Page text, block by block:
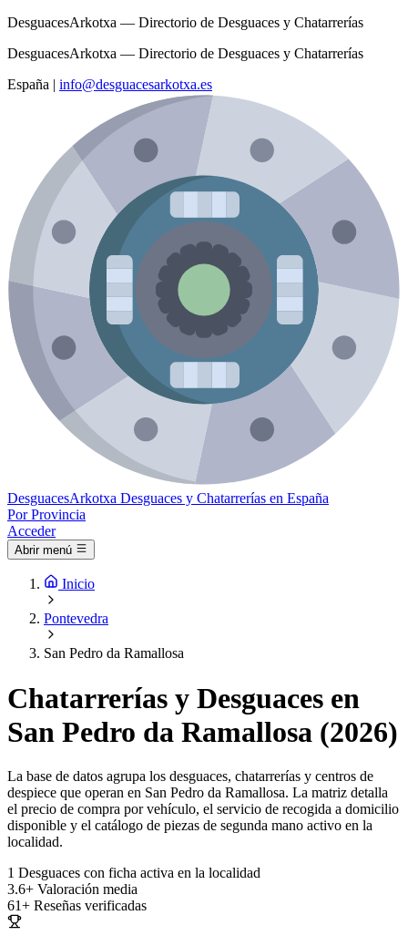
DesguacesArkotxa — Directorio de Desguaces y Chatarrerías
DesguacesArkotxa — Directorio de Desguaces y Chatarrerías
España | info@desguacesarkotxa.es
DesguacesArkotxa Desguaces y Chatarrerías en España
Por Provincia
Acceder
Abrir menú
Inicio
Pontevedra
San Pedro da Ramallosa
Chatarrerías y Desguaces en
San Pedro da Ramallosa (2026)
La base de datos agrupa los desguaces, chatarrerías y centros de
despiece que operan en San Pedro da Ramallosa. La matriz detalla
el precio de compra por vehículo, el servicio de recogida a domicilio
disponible y el catálogo de piezas de segunda mano activo en la
localidad.
1 Desguaces con ficha activa en la localidad
3.6+ Valoración media
61+ Reseñas verificadas